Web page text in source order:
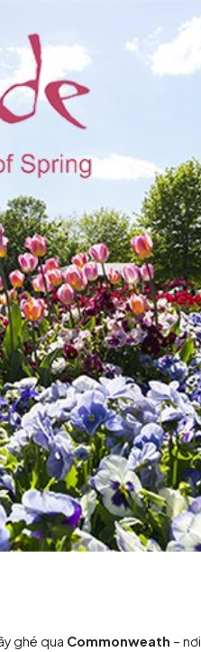
, người ta thường nhắc
Úc, rộng đến 25 hecta,
tấn với lá cờ Úc rộng
cao. Khách đến thăm